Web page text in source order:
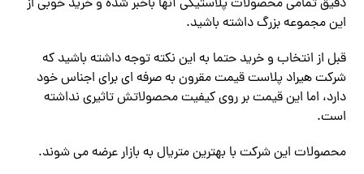
دقیق تمامی محصولات پلاستیکی آنها باخبر شده و خرید خوبی از
این مجموعه بزرگ داشته باشید.
قبل از انتخاب و خرید حتما به این نکته توجه داشته باشید که
شرکت هیراد پلاست قیمت مقرون به صرفه ای برای اجناس خود
دارد، اما این قیمت بر روی کیفیت محصولاتش تاثیری نداشته
است.
محصولات این شرکت با بهترین متریال به بازار عرضه می شوند.